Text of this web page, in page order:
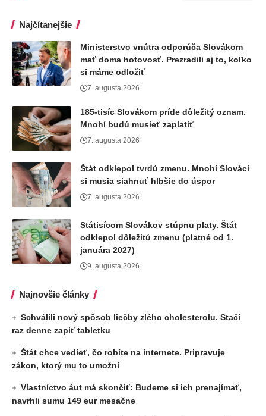
Najčítanejšie
Ministerstvo vnútra odporúča Slovákom
mať doma hotovosť. Prezradili aj to, koľko
si máme odložiť
7. augusta 2026
185-tisíc Slovákom príde dôležitý oznam.
Mnohí budú musieť zaplatiť
7. augusta 2026
Štát odklepol tvrdú zmenu. Mnohí Slováci
si musia siahnuť hlbšie do úspor
7. augusta 2026
Státisícom Slovákov stúpnu platy. Štát
odklepol dôležitú zmenu (platné od 1.
januára 2027)
9. augusta 2026
Najnovšie články
Schválili nový spôsob liečby zlého cholesterolu. Stačí
raz denne zapiť tabletku
Štát chce vedieť, čo robíte na internete. Pripravuje
zákon, ktorý mu to umožní
Vlastníctvo áut má skončiť: Budeme si ich prenajímať,
navrhli sumu 149 eur mesačne